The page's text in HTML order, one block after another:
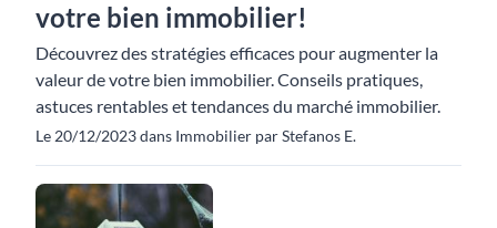
votre bien immobilier!
Découvrez des stratégies efficaces pour augmenter la
valeur de votre bien immobilier. Conseils pratiques,
astuces rentables et tendances du marché immobilier.
Le 20/12/2023 dans Immobilier par Stefanos E.